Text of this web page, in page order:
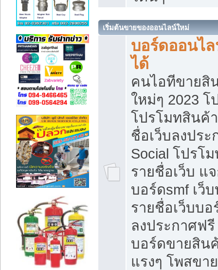
เริ่มต้นขายของออนไลน์ใหม่
บอร์ดออนไ
ได้
คนไอทีขายสิ
ใหม่ๆ 2023
โปรโมทสินค้
ชื่อเว็บลงปร
Social โปรโ
รายชื่อเว็บ แ
บอร์ดsmf เว็
รายชื่อเว็บบ
ลงประกาศฟรี
บอร์ดขายสิน
แรงๆ โพสขา